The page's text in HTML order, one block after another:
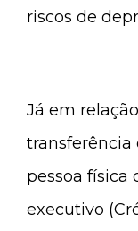
riscos de
Já em
transferência
pessoa física
executivo